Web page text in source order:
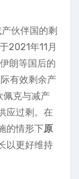
伙伴国的剩
2021年11月
朗等国后的
有效剩余产
佩克与减产
应过剩。在
的情形下原
以更好维持